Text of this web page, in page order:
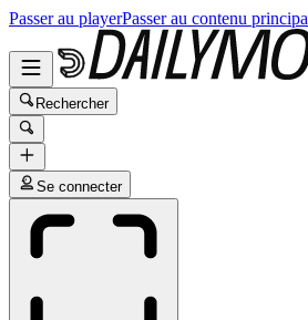
Passer au playerPasser au contenu
Rechercher
Se connecter